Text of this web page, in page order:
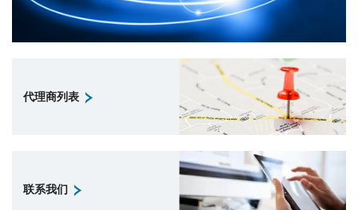
代理商列表
联系我们